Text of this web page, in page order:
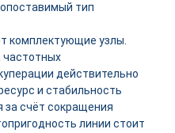
тип
комплектующие узлы.
действительно
и стабильность
за счёт сокращения
линии стоит